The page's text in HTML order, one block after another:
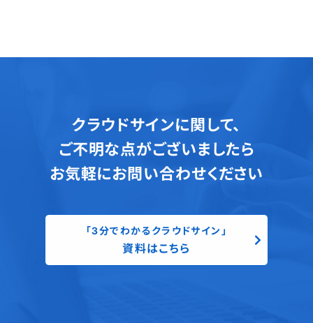
クラウドサインに関して、
ご不明な点がございましたら
お気軽にお問い合わせください
「3分でわかるクラウドサイン」
資料はこちら